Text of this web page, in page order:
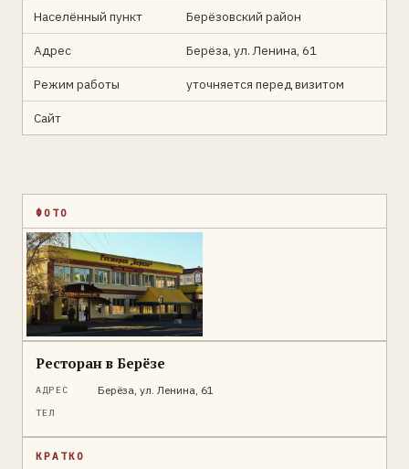
Населённый пункт Берёзовский район
Адрес Берёза, ул. Ленина, 61
Режим работы уточняется перед визитом
Сайт
ФОТО
Ресторан в Берёзе
АДРЕС Берёза, ул. Ленина, 61
ТЕЛ
КРАТКО